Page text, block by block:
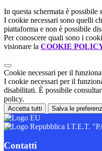
In questa schermata è
I cookie necessari sono quelli
piattaforma e non è possibile
Per conoscere quali sono i
visionare la COOKIE
Cookie necessari per il
I cookie necessari per il
disabilitati. È possibile
policy.
Accetta tutti Salva le
I.T.E.T.
Contatti